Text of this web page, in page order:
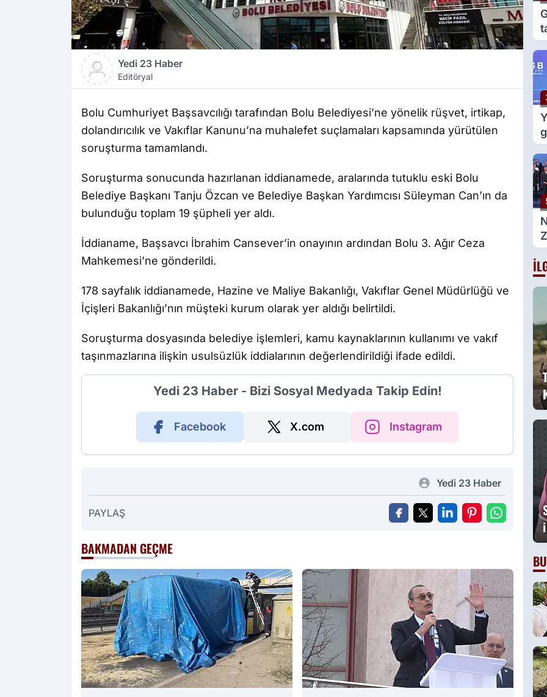
Yedi 23 Haber
Editöryal
Bolu Cumhuriyet Başsavcılığı tarafından Bolu Belediyesi’ne yönelik rüşvet, irtikap,
dolandırıcılık ve Vakıflar Kanunu’na muhalefet suçlamaları kapsamında yürütülen
soruşturma tamamlandı.
Soruşturma sonucunda hazırlanan iddianamede, aralarında tutuklu eski Bolu
Belediye Başkanı Tanju Özcan ve Belediye Başkan Yardımcısı Süleyman Can’ın da
bulunduğu toplam 19 şüpheli yer aldı.
İddianame, Başsavcı İbrahim Cansever’in onayının ardından Bolu 3. Ağır Ceza
Mahkemesi’ne gönderildi.
178 sayfalık iddianamede, Hazine ve Maliye Bakanlığı, Vakıflar Genel Müdürlüğü ve
İçişleri Bakanlığı’nın müşteki kurum olarak yer aldığı belirtildi.
Soruşturma dosyasında belediye işlemleri, kamu kaynaklarının kullanımı ve vakıf
taşınmazlarına ilişkin usulsüzlük iddialarının değerlendirildiği ifade edildi.
Yedi 23 Haber - Bizi Sosyal Medyada Takip Edin!
Facebook X.com Instagram
Yedi 23 Haber
PAYLAŞ
BAKMADAN GEÇME